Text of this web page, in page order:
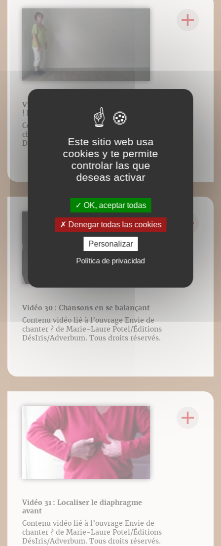
Vidéo 29 : Différents rythmes sur « Ah
! les crocodiles »
Contenu vidéo lié à l’ouvrage Envie de
chanter ? de Marie-Laure Potel/Éditions
DésIris/Adverbum. Tous droits réservés.
Vidéo 30 : Chansons en se balançant
Contenu vidéo lié à l’ouvrage Envie de
chanter ? de Marie-Laure Potel/Éditions
DésIris/Adverbum. Tous droits réservés.
Vidéo 31 : Localiser le diaphragme
avant
Contenu vidéo lié à l’ouvrage Envie de
chanter ? de Marie-Laure Potel/Éditions
DésIris/Adverbum. Tous droits réservés.
Este sitio web usa
cookies y te permite
controlar las que
deseas activar
OK, aceptar todas
Denegar todas las cookies
Personalizar
Política de privacidad